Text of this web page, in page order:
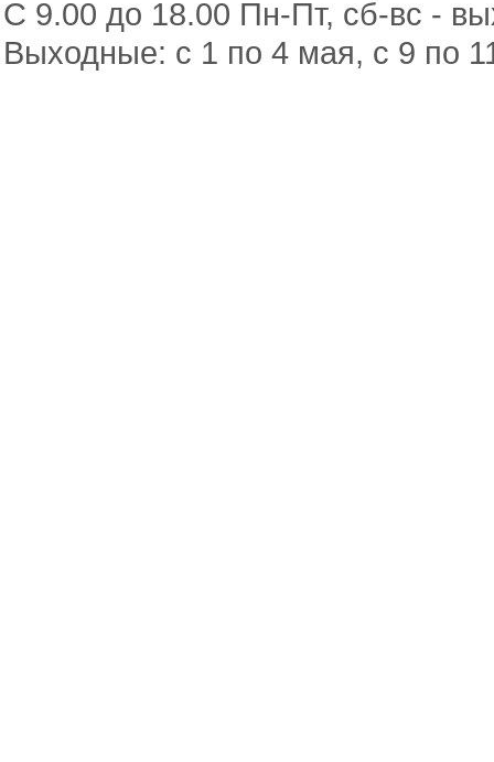
С 9.00 до 18.00 Пн-Пт, сб-вс -
Выходные: с 1 по 4 мая, с 9 по